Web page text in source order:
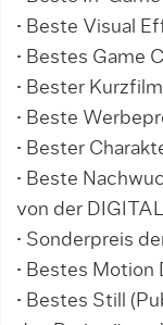
• Beste Visual
• Bestes Game
• Bester Kurzfilm
• Beste
• Bester
• Beste
von der
• Sonderpreis
• Bestes Motion
• Bestes Still